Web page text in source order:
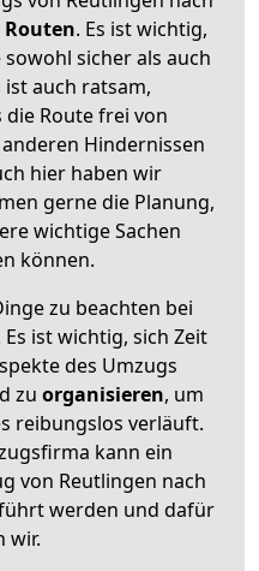
. Es ist wichtig,
sicher als auch
auch ratsam,
Route frei von
Hindernissen
hier haben wir
gerne die Planung,
wichtige Sachen
können.
zu beachten bei
ist wichtig, sich Zeit
des Umzugs
zu organisieren, um
reibungslos verläuft.
kann ein
von Reutlingen nach
werden und dafür
wir.